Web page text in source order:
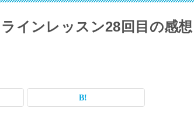
インレッスン28回目の感想